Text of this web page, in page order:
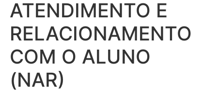
ATENDIMENTO E
RELACIONAMENTO
COM O ALUNO
(NAR)